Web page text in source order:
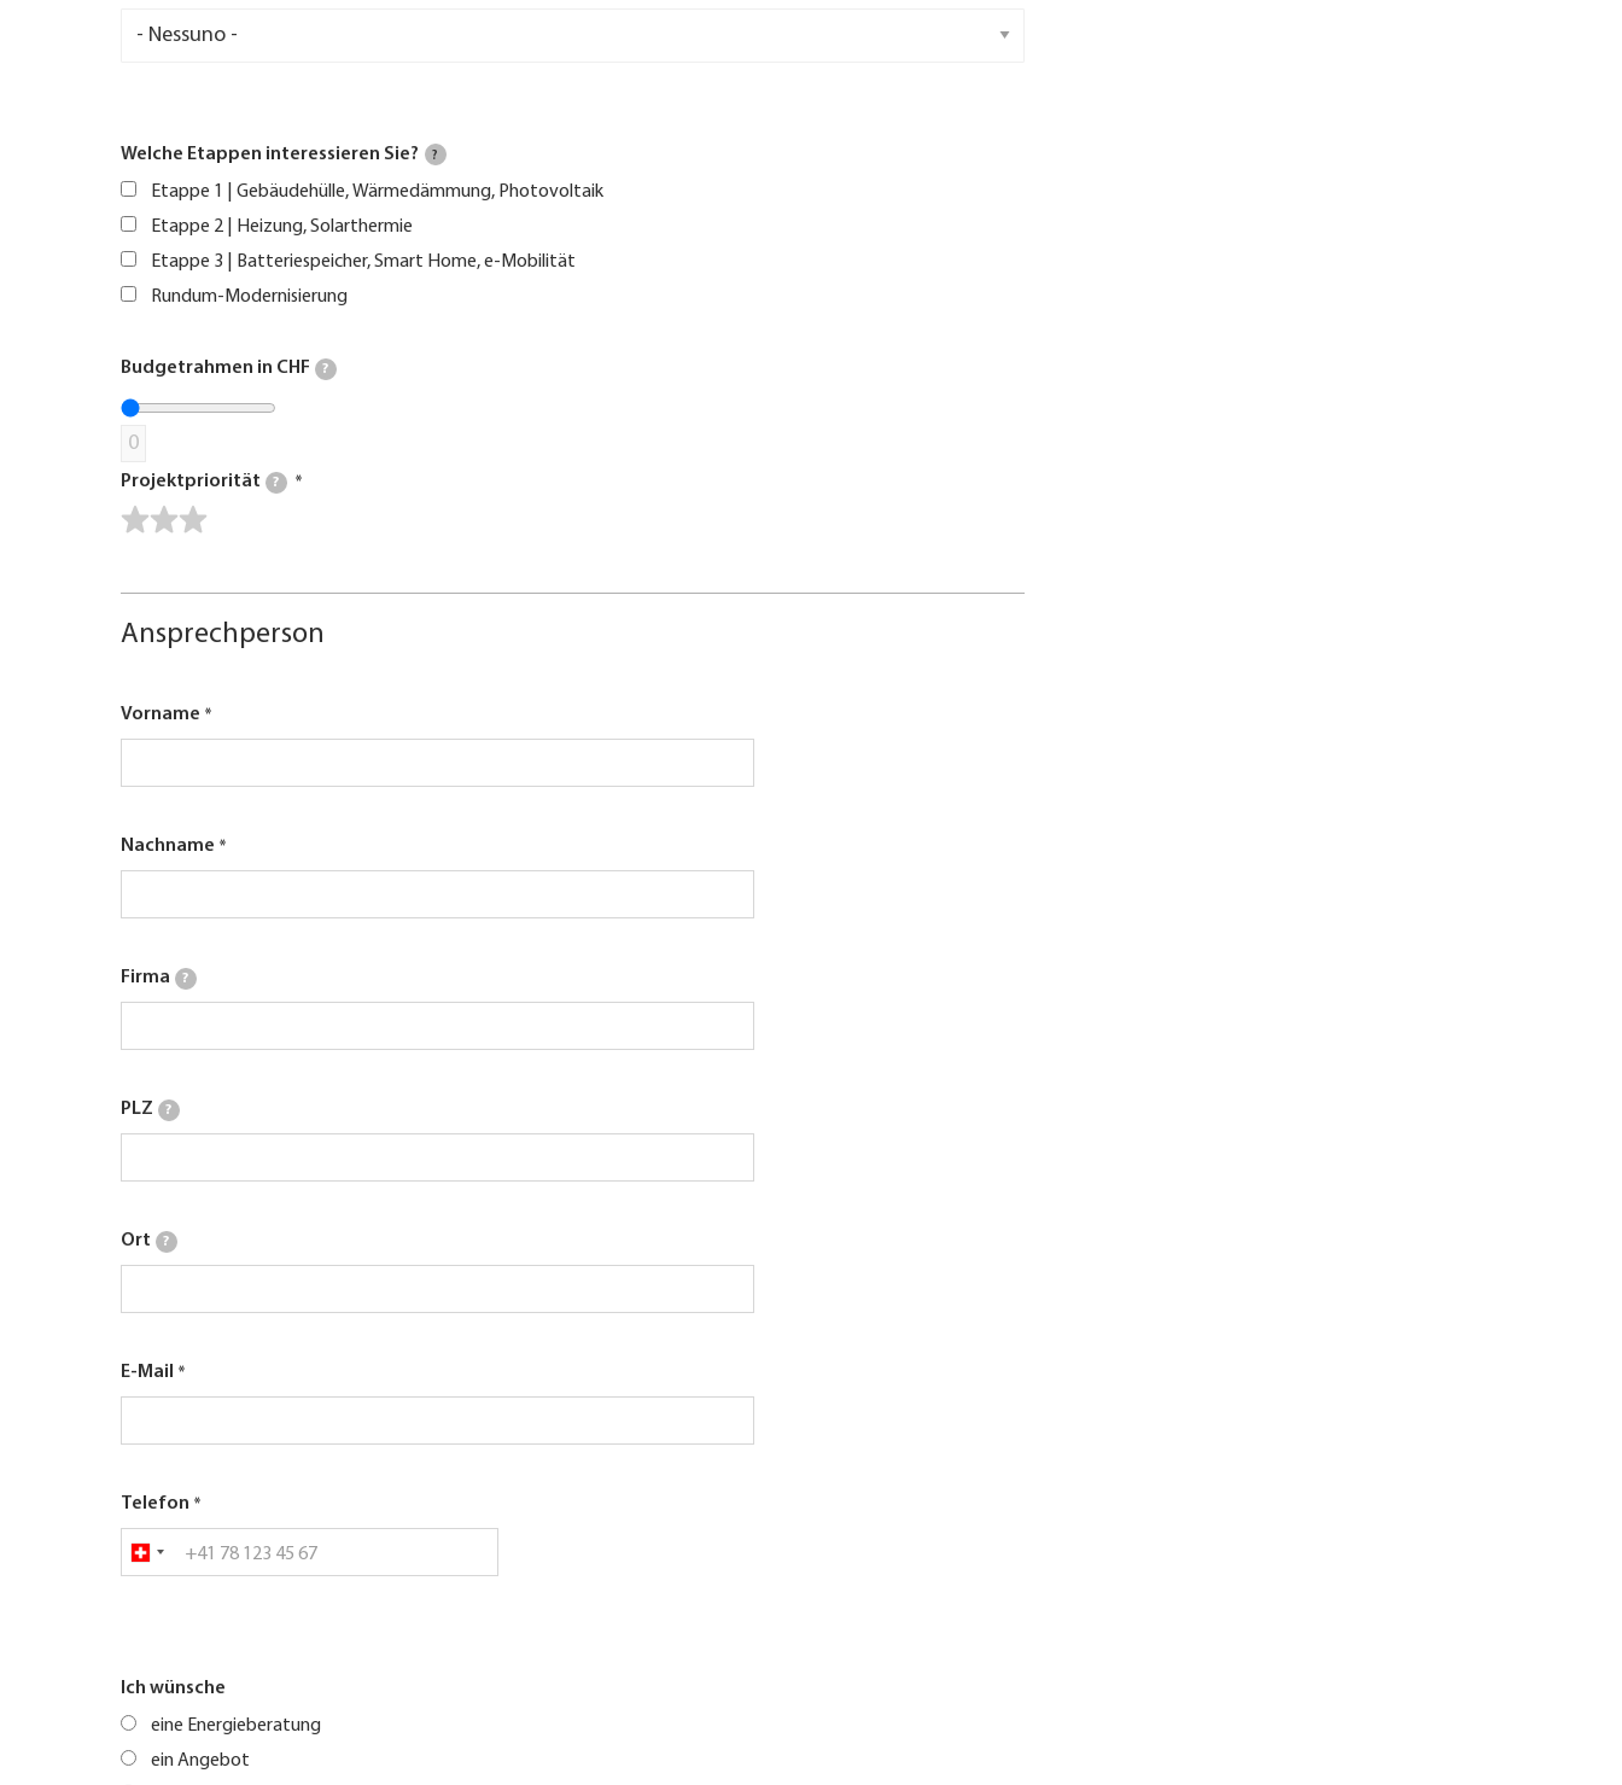
Welche Etappen interessieren Sie? ?
Etappe 1 | Gebäudehülle, Wärmedämmung, Photovoltaik
Etappe 2 | Heizung, Solarthermie
Etappe 3 | Batteriespeicher, Smart Home, e-Mobilität
Rundum-Modernisierung
Budgetrahmen in CHF ?
0
Projektpriorität ?
Ansprechperson
Vorname
Nachname
Firma ?
PLZ ?
Ort ?
E-Mail
Telefon
Ich wünsche
eine Energieberatung
ein Angebot